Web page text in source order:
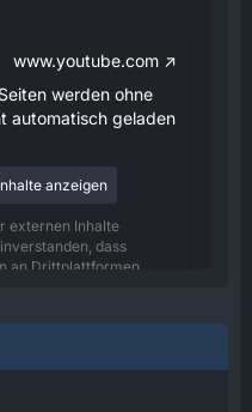
www.youtube.com
werden ohne
automatisch geladen
anzeigen
externen Inhalte
dass
an Drittplattformen
08:25